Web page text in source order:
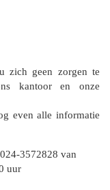
zich geen zorgen te
kantoor en onze
even alle informatie
3572828 van
uur